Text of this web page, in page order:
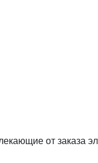
от заказа